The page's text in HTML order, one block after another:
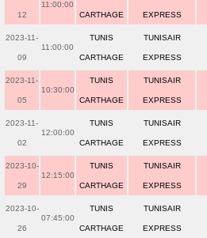
12
11:00:00
CARTHAGE EXPRESS
2023-11-
09
11:00:00
TUNIS
CARTHAGE
TUNISAIR
EXPRESS
2023-11-
05
10:30:00
TUNIS
CARTHAGE
TUNISAIR
EXPRESS
2023-11-
02
12:00:00
TUNIS
CARTHAGE
TUNISAIR
EXPRESS
2023-10-
29
12:15:00
TUNIS
CARTHAGE
TUNISAIR
EXPRESS
2023-10-
26
07:45:00
TUNIS
CARTHAGE
TUNISAIR
EXPRESS